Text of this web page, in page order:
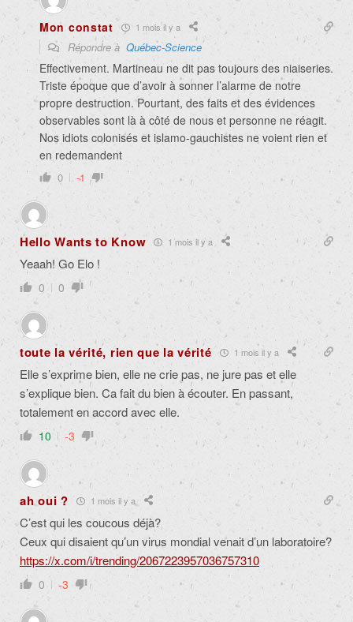
Mon constat 1 mois il y a
Répondre à Québec-Science
Effectivement. Martineau ne dit pas toujours des niaiseries.
Triste époque que d’avoir à sonner l’alarme de notre
propre destruction. Pourtant, des faits et des évidences
observables sont là à côté de nous et personne ne réagit.
Nos idiots colonisés et islamo-gauchistes ne voient rien et
en redemandent
0 -1
Hello Wants to Know 1 mois il y a
Yeaah! Go Elo !
0 0
toute la vérité, rien que la vérité 1 mois il y a
Elle s’exprime bien, elle ne crie pas, ne jure pas et elle
s’explique bien. Ca fait du bien à écouter. En passant,
totalement en accord avec elle.
10 -3
ah oui ? 1 mois il y a
C’est qui les coucous déjà?
Ceux qui disaient qu’un virus mondial venait d’un laboratoire?
https://x.com/i/trending/2067223957036757310
0 -3